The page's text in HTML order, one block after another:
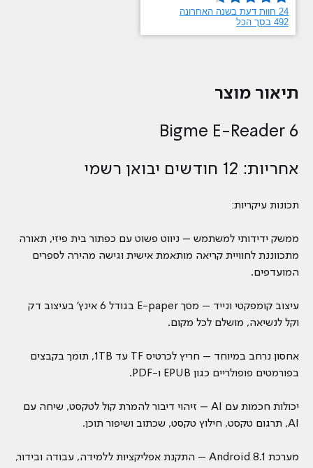
6"
תיאור מוצר
Bigme E-Reader 6
אחריות: 12 חודשים יבואן רשמי
תכונות עיקריות:
ממשק ידידותי למשתמש – ניווט פשוט עם כפתור בית פיזי, תאורה
מתכווננת לחוויית קריאה מותאמת אישית וגישה מהירה לספרים
המועדפים.
עיצוב קומפקטי ונייד – מסך E-paper בגודל 6 אינץ' בעיצוב דק
וקל לנשיאה, מושלם לכל מקום.
אחסון נרחב במיוחד – חריץ לכרטיס TF עד 1TB, תומך בקבצים
בפורמטים פופולריים כגון EPUB ו-PDF.
יכולות חכמות עם AI – זיהוי דיבור להמרת קול לטקסט, שיחה עם
AI, תרגום טקסט, חילוץ טקסט, שכתוב ושיפור תוכן.
מערכת Android 8.1 – התקנת אפליקציות ללמידה, עבודה ובידור,